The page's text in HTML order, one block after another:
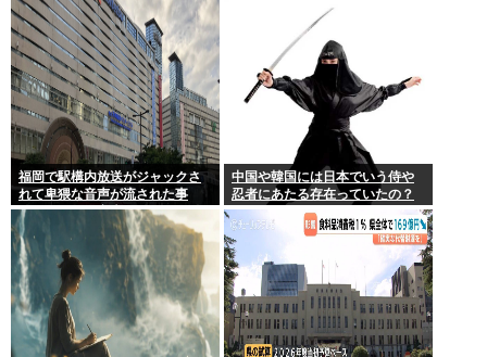
福岡で駅構内放送がジャックさ
れて卑猥な音声が流された事
件、やはり元音声は動ありの動
画だった
中国や韓国には日本でいう侍や
忍者にあたる存在っていたの？